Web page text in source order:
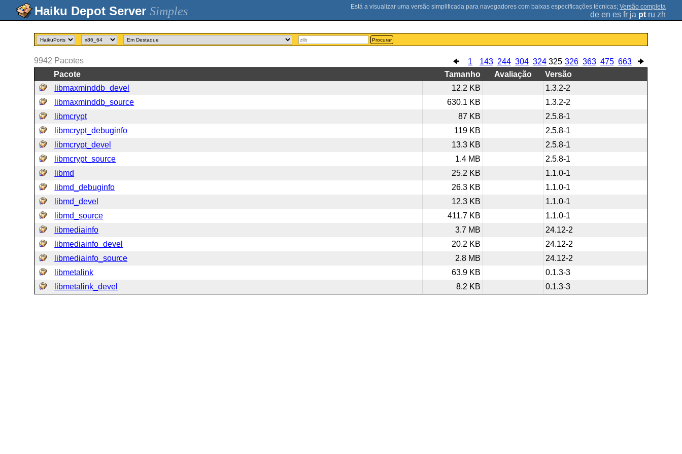
Simples ; Versão completa
de en es fr ja pt ru zh
Procurar
1 143 244 304 324 325 326 363 475 663
9942 Pacotes
Pacote
Tamanho Avaliação
Versão
libmaxminddb_devel
12.2 KB
1.3.2-2
libmaxminddb_source
630.1 KB
1.3.2-2
libmcrypt
87 KB
2.5.8-1
libmcrypt_debuginfo
119 KB
2.5.8-1
libmcrypt_devel
13.3 KB
2.5.8-1
libmcrypt_source
1.4 MB
2.5.8-1
libmd
25.2 KB
1.1.0-1
libmd_debuginfo
26.3 KB
1.1.0-1
libmd_devel
12.3 KB
1.1.0-1
libmd_source
411.7 KB
1.1.0-1
libmediainfo
3.7 MB
24.12-2
libmediainfo_devel
20.2 KB
24.12-2
libmediainfo_source
2.8 MB
24.12-2
libmetalink
63.9 KB
0.1.3-3
libmetalink_devel
8.2 KB 0.1.3-3